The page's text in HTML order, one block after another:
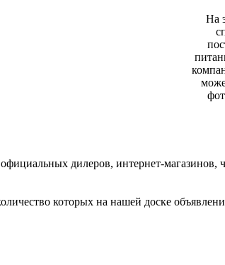
На
дилеров, интернет-
которых на нашей доске